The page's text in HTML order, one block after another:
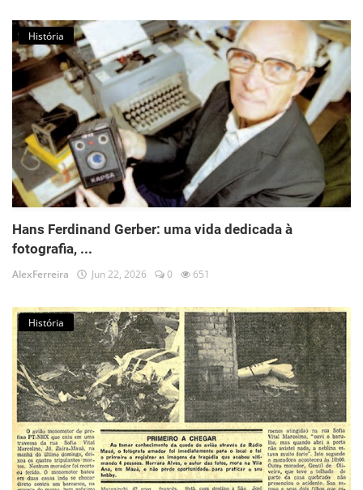
História
Hans Ferdinand Gerber: uma vida dedicada à
fotografia, ...
AlexFerreira Jun 22, 2026 0 651
História